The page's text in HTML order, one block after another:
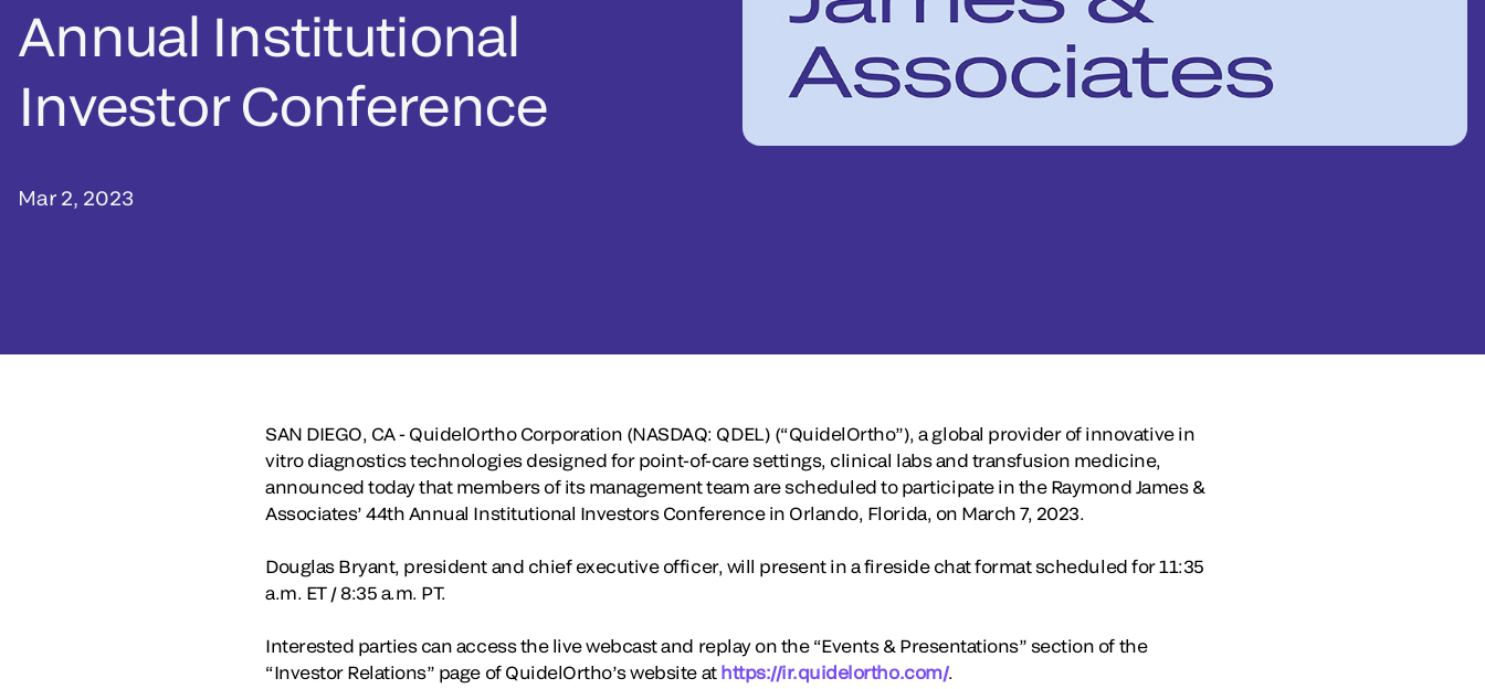
Annual Institutional
Investor Conference
Mar 2, 2023
SAN DIEGO, CA - QuidelOrtho Corporation (NASDAQ: QDEL) (“QuidelOrtho”), a global provider of innovative in
vitro diagnostics technologies designed for point-of-care settings, clinical labs and transfusion medicine,
announced today that members of its management team are scheduled to participate in the Raymond James &
Associates’ 44th Annual Institutional Investors Conference in Orlando, Florida, on March 7, 2023.
Douglas Bryant, president and chief executive officer, will present in a fireside chat format scheduled for 11:35
a.m. ET / 8:35 a.m. PT.
Interested parties can access the live webcast and replay on the “Events & Presentations” section of the
“Investor Relations” page of QuidelOrtho’s website at https://ir.quidelortho.com/.